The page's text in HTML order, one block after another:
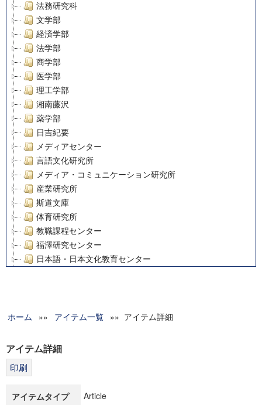
法務研究科
文学部
経済学部
法学部
商学部
医学部
理工学部
湘南藤沢
薬学部
日吉紀要
メディアセンター
言語文化研究所
メディア・コミュニケーション研究所
産業研究所
斯道文庫
体育研究所
教職課程センター
福澤研究センター
日本語・日本文化教育センター
グローバルリサーチインスティテュート
科学研究費補助金研究成果報告書
博士課程教育リーディングプログラム「超成熟社会発展のサ
ホーム »» アイテム一覧 »» アイテム詳細
アイテム詳細
アイテムタイプ Article